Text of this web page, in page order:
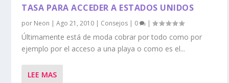
TASA PARA ACCEDER A ESTADOS UNIDOS
por Neon |Ago 21, 2010 | Consejos | 0 |
Últimamente está de moda cobrar por todo como por
ejemplo por el acceso a una playa o como es el...
LEE MAS